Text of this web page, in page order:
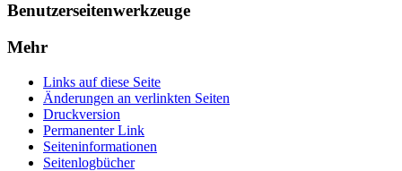
Benutzerseitenwerkzeuge
Mehr
Links auf diese Seite
Änderungen an verlinkten Seiten
Druckversion
Permanenter Link
Seiten­­informationen
Seitenlogbücher